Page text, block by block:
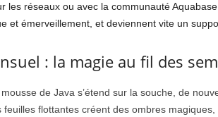
les réseaux ou avec la communauté
et émerveillement, et deviennent vite un
: la magie au fil des
de Java s’étend sur la souche, de
feuilles flottantes créent des ombres magiques,